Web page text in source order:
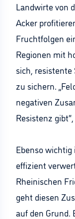
Landwirte von
Acker
Fruchtfolgen
Regionen mit
sich,
zu sichern.
negativen
Resistenz
Ebenso
effizient
Rheinischen
geht diesen
auf den Grund.